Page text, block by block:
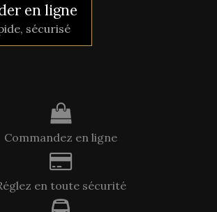
en ligne
sécurisé
Commandez en ligne
en toute sécurité